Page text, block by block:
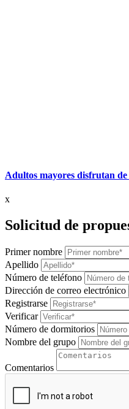
Adultos mayores disfrutan de
x
Solicitud de
Primer nombre
Apellido
Número de teléfono
Dirección de correo electrónico
Registrarse
Verificar
Número de dormitorios
Nombre del grupo
Comentarios